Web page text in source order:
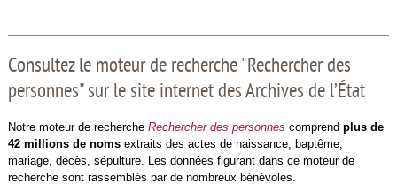
Consultez le moteur de recherche "Rechercher des
personnes" sur le site internet des Archives de l’État
Notre moteur de recherche Rechercher des personnes comprend plus de
42 millions de noms extraits des actes de naissance, baptême,
mariage, décès, sépulture. Les données figurant dans ce moteur de
recherche sont rassemblés par de nombreux bénévoles.